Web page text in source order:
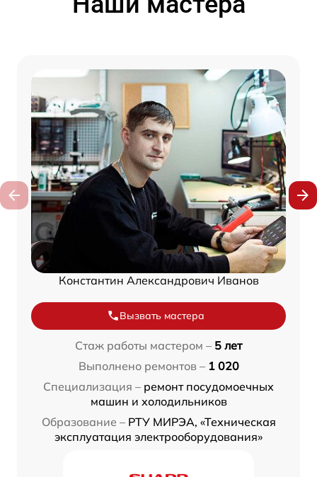
Константин Александрович Иванов
Вызвать мастера
Стаж работы мастером – 5 лет
Выполнено ремонтов – 1 020
Специализация – ремонт посудомоечных
машин и холодильников
Образование – РТУ МИРЭА, «Техническая
эксплуатация электрооборудования»